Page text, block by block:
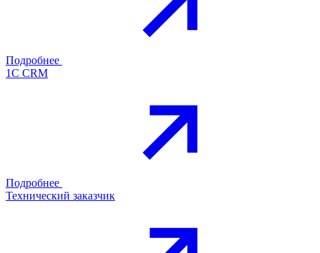
Подробнее
1С CRM
Подробнее
Технический заказчик